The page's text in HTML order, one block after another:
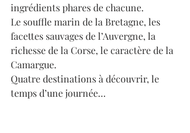
ingrédients phares de chacune.
Le souffle marin de la Bretagne, les
facettes sauvages de l’Auvergne, la
richesse de la Corse, le caractère de la
Camargue.
Quatre destinations à découvrir, le
temps d’une journée…